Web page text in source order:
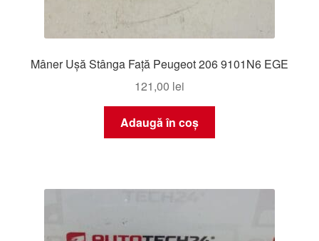
Mâner Ușă Stânga Față Peugeot 206 9101N6 EGE
121,00 lei
Adaugă în coș